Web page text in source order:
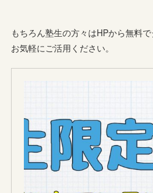
もちろん塾生の方々はHPから無料
お気軽にご活用ください。